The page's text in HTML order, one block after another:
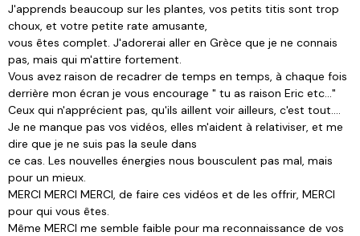
J'apprends beaucoup sur les plantes, vos petits titis sont trop
choux, et votre petite rate amusante,
vous êtes complet. J'adorerai aller en Grèce que je ne connais
pas, mais qui m'attire fortement.
Vous avez raison de recadrer de temps en temps, à chaque fois
derrière mon écran je vous encourage " tu as raison Eric etc..."
Ceux qui n'apprécient pas, qu'ils aillent voir ailleurs, c'est tout....
Je ne manque pas vos vidéos, elles m'aident à relativiser, et me
dire que je ne suis pas la seule dans
ce cas. Les nouvelles énergies nous bousculent pas mal, mais
pour un mieux.
MERCI MERCI MERCI, de faire ces vidéos et de les offrir, MERCI
pour qui vous êtes.
Même MERCI me semble faible pour ma reconnaissance de vos